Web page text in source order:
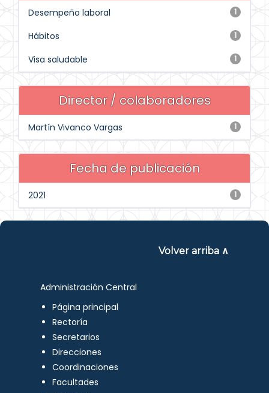
1
Desempeño laboral
1
Hábitos
1
Visa saludable
Director / colaboradores
1
Martín Vivanco Vargas
Fecha de publicación
1
2021
Volver arriba ∧
Administración Central
Página principal
Rectoría
Secretarios
Direcciones
Coordinaciones
Facultades